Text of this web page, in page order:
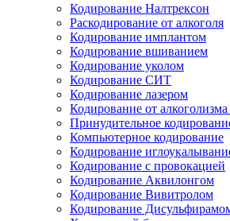
Кодирование Налтрексон
Раскодирование от алкоголя
Кодирование имплантом
Кодирование вшиванием
Кодирование уколом
Кодирование СИТ
Кодирование лазером
Кодирование от
Принудительное
Компьютерное кодирование
Кодирование
Кодирование с провокацией
Кодирование Аквилонгом
Кодирование Вивитролом
Кодирование